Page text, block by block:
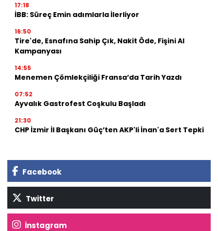
17:18
İBB: Süreç Emin adımlarla İlerliyor
16:50
Tire'de, Esnafına Sahip Çık, Nakit Öde, Fişini Al
Kampanyası
14:55
Menemen Çömlekçiliği Fransa’da Tarih Yazdı
07:52
Ayvalık Gastrofest Coşkulu Başladı
21:30
CHP İzmir İl Başkanı Güç’ten AKP'li İnan'a Sert Tepki
Facebook
Twitter
İnstagram